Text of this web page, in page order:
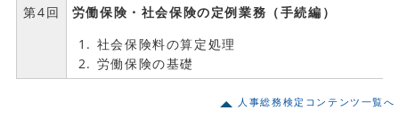
第4回
労働保険・社会保険の定例業務（手続編）
社会保険料の算定処理
労働保険の基礎
人事総務検定コンテンツ一覧へ